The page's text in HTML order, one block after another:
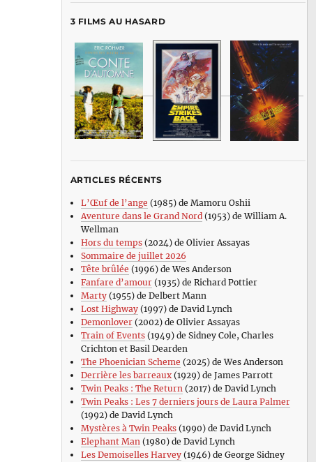
3 FILMS AU HASARD
ARTICLES RÉCENTS
L’Œuf de l’ange (1985) de Mamoru Oshii
Aventure dans le Grand Nord(1953) de William A.
Wellman
Hors du temps(2024) de Olivier Assayas
Sommaire de juillet 2026
Tête brûlée (1996) de Wes Anderson
Fanfare d’amour(1935) de Richard Pottier
Marty(1955) de Delbert Mann
Lost Highway(1997) de David Lynch
Demonlover(2002) de Olivier Assayas
Train of Events(1949) de Sidney Cole, Charles
Crichton et Basil Dearden
The Phoenician Scheme (2025) de Wes Anderson
Derrière les barreaux(1929) de James Parrott
Twin Peaks : The Return(2017) de David Lynch
Twin Peaks : Les 7 derniers jours de Laura Palmer
(1992) de David Lynch
Mystères à Twin Peaks(1990) de David Lynch
Elephant Man(1980) de David Lynch
Les Demoiselles Harvey(1946) de George Sidney